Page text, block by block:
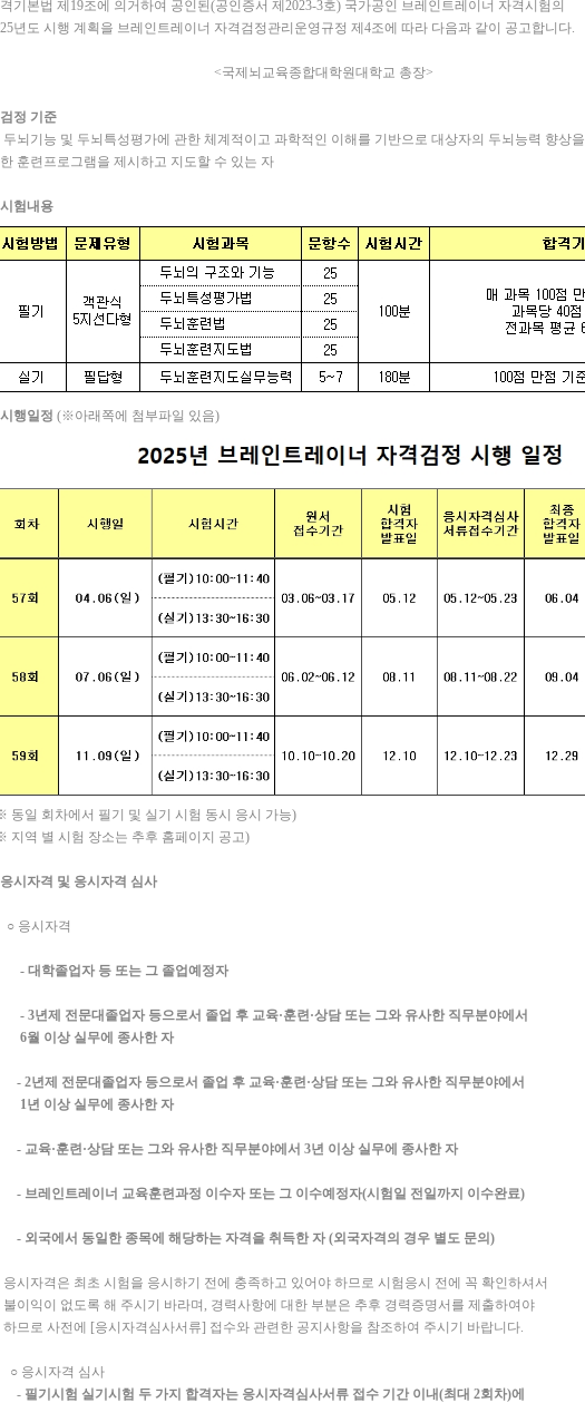
기본법 제19조에 의거하여 공인된(공인증서 제2023-3호) 국가공인 브레인트레이너 자격시험의
년도 시행 계획을 브레인트레이너 자격검정관리운영규정 제4조에 따라 다음과 같이 공고합니다.
국제뇌교육종합대학원대학교 총장>
정 기준
뇌기능 및 두뇌특성평가에 관한 체계적이고 과학적인 이해를 기반으로 대상자의 두뇌능력 향상을
훈련프로그램을 제시하고 지도할 수 있는 자
험내용
시행일정 (※아래쪽에 첨부파일 있음)
동일 회차에서 필기 및 실기 시험 동시 응시 가능)
지역 별 시험 장소는 추후 홈페이지 공고)
응시자격 및 응시자격 심사
응시자격
- 대학졸업자 등 또는 그 졸업예정자
3년제 전문대졸업자 등으로서 졸업 후 교육·훈련·상담 또는 그와 유사한 직무분야에서
월 이상 실무에 종사한 자
2년제 전문대졸업자 등으로서 졸업 후 교육·훈련·상담 또는 그와 유사한 직무분야에서
년 이상 실무에 종사한 자
교육·훈련·상담 또는 그와 유사한 직무분야에서 3년 이상 실무에 종사한 자
브레인트레이너 교육훈련과정 이수자 또는 그 이수예정자(시험일 전일까지 이수완료)
외국에서 동일한 종목에 해당하는 자격을 취득한 자 (외국자격의 경우 별도 문의)
시자격은 최초 시험을 응시하기 전에 충족하고 있어야 하므로 시험응시 전에 꼭 확인하셔서
이익이 없도록 해 주시기 바라며, 경력사항에 대한 부분은 추후 경력증명서를 제출하여야
므로 사전에 [응시자격심사서류] 접수와 관련한 공지사항을 참조하여 주시기 바랍니다.
응시자격 심사
필기시험 실기시험 두 가지 합격자는 응시자격심사서류 접수 기간 이내(최대 2회차)에